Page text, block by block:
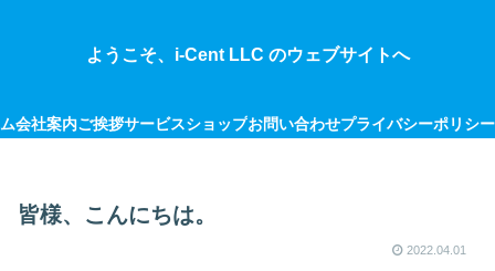
ようこそ、i-Cent LLC のウェブサイトへ
会社案内ご挨拶サービスショップお問い合わせプライバシーポリシー
皆様、こんにちは。
2022.04.01